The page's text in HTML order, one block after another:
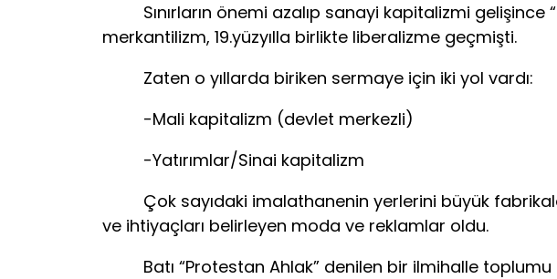
Sınırların önemi azalıp sanayi kapitalizmi gelişince
merkantilizm, 19.yüzyılla birlikte liberalizme geçmişti.
Zaten o yıllarda biriken sermaye için iki yol vardı:
-Mali kapitalizm (devlet merkezli)
-Yatırımlar/Sinai kapitalizm
Çok sayıdaki imalathanenin yerlerini büyük
ve ihtiyaçları belirleyen moda ve reklamlar oldu.
Batı “Protestan Ahlak” denilen bir ilmihalle toplumu